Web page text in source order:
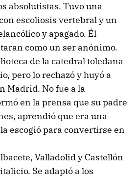
absolutistas. Tuvo una
escoliosis vertebral y un
y apagado. Él
como un ser anónimo.
de la catedral toledana
pero lo rechazó y huyó a
Madrid. No fue a la
en la prensa que su padre
aprendió que era una
escogió para convertirse en
Valladolid y Castellón
Se adaptó a los